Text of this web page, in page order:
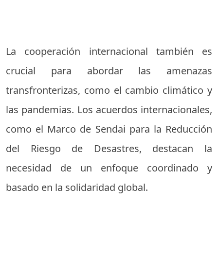
La cooperación internacional también es
crucial para abordar las amenazas
transfronterizas, como el cambio climático y
las pandemias. Los acuerdos internacionales,
como el Marco de Sendai para la Reducción
del Riesgo de Desastres, destacan la
necesidad de un enfoque coordinado y
basado en la solidaridad global.